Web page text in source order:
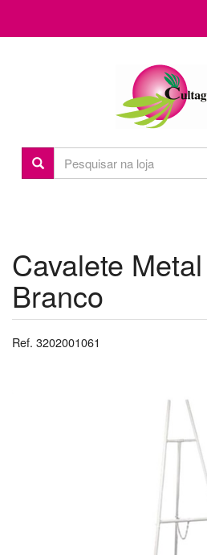
Cavalete
Branco
Ref. 3202001061